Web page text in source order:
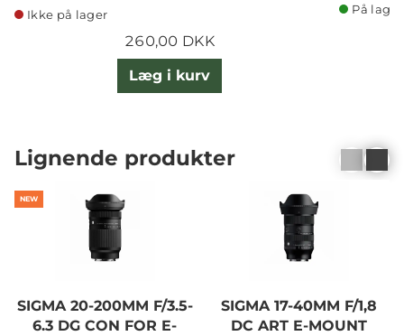
Ikke på lager
260,00 DKK
Læg i kurv
På lager
Lignende produkter
NEW
SIGMA 20-200MM F/3.5-
6.3 DG CON FOR E-
SIGMA 17-40MM F/1,8
DC ART E-MOUNT